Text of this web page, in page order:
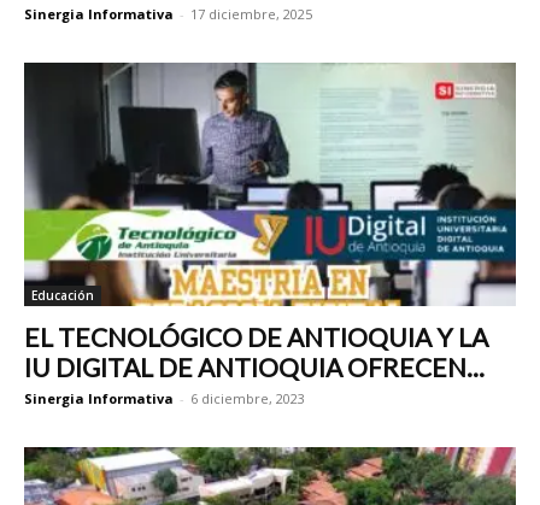
Sinergia Informativa - 17 diciembre, 2025
Educación
EL TECNOLÓGICO DE ANTIOQUIA Y LA
IU DIGITAL DE ANTIOQUIA OFRECEN...
Sinergia Informativa - 6 diciembre, 2023